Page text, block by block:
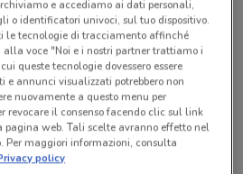
km
e accediamo ai dati personali,
o identificatori univoci, sul tuo dispositivo.
le tecnologie di tracciamento affinché
voce "Noi e i nostri partner trattiamo i
queste tecnologie dovessero essere
annunci visualizzati potrebbero non
nuovamente a questo menu per
revocare il consenso facendo clic sul link
web. Tali scelte avranno effetto nel
Per maggiori informazioni, consulta
policy